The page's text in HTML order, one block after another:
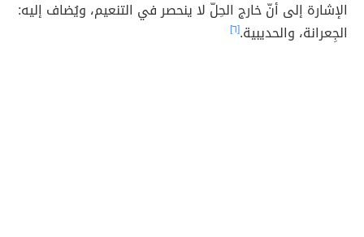
الإشارة إلى أنّ خارج الحِلّ لا ينحصر في التنعيم، ويُضاف إليه:
الجِعرانة، والحديبية.[٦]